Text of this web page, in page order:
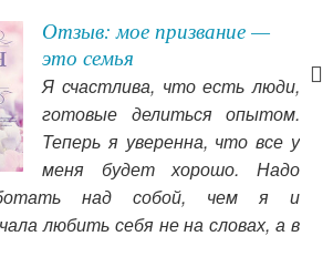
Отзыв: мое призвание —
это семья
Я счастлива, что есть люди,
готовые делиться опытом.
Теперь я уверенна, что все у
меня будет хорошо. Надо
над собой, чем я и
любить себя не на словах, а в